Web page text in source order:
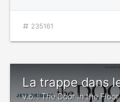
235161
La trappe dans
v.o. : The Door in the Floor